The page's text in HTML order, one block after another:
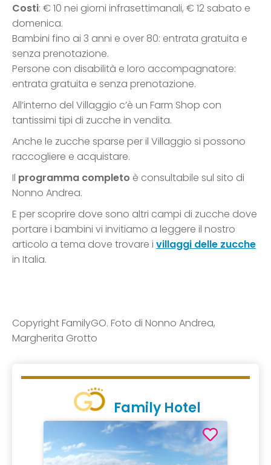
Costi: € 10 nei giorni infrasettimanali, € 12 sabato e
domenica.
Bambini fino ai 3 anni e over 80: entrata gratuita e
senza prenotazione.
Persone con disabilità e loro accompagnatore:
entrata gratuita e senza prenotazione.
All’interno del Villaggio c’è un Farm Shop con
tantissimi tipi di zucche in vendita.
Anche le zucche sparse per il Villaggio si possono
raccogliere e acquistare.
Il programma completo è consultabile sul sito di
Nonno Andrea.
E per scoprire dove sono altri campi di zucche dove
portare i bambini vi invitiamo a leggere il nostro
articolo a tema dove trovare i villaggi delle zucche
in Italia.
Copyright FamilyGO. Foto di Nonno Andrea,
Margherita Grotto
Family Hotel